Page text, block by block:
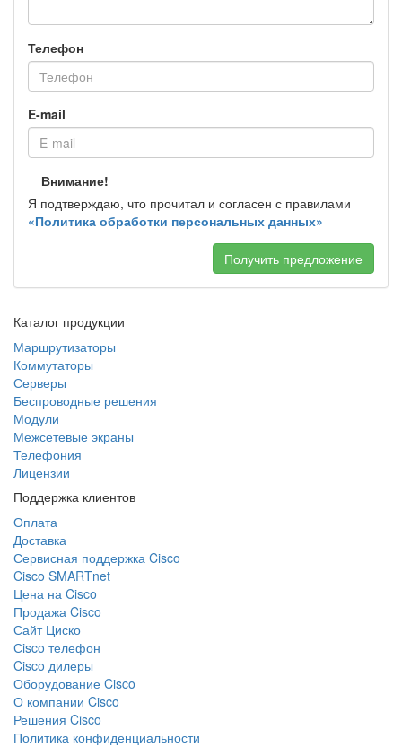
Телефон
E-mail
Внимание!
Я подтверждаю, что прочитал и согласен с правилами
«Политика обработки персональных данных»
Получить предложение
Каталог продукции
Маршрутизаторы
Коммутаторы
Серверы
Беспроводные решения
Модули
Межсетевые экраны
Телефония
Лицензии
Поддержка клиентов
Оплата
Доставка
Сервисная поддержка Cisco
Cisco SMARTnet
Цена на Cisco
Продажа Cisco
Сайт Циско
Сisco телефон
Cisco дилеры
Оборудование Cisco
О компании Cisco
Решения Cisco
Политика конфиденциальности